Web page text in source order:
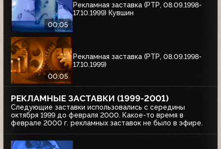
00:05
Рекламная заставка (РТР, 08.09.1998-
17.10.1999) Кувшин
00:05
Рекламная заставка (РТР, 08.09.1998-
17.10.1999)
РЕКЛАМНЫЕ ЗАСТАВКИ (1999-2001)
Следующие заставки использовались с середины
октября 1999 до февраля 2000. Какое-то время в
феврале 2000 г. рекламных заставок не было в эфире.